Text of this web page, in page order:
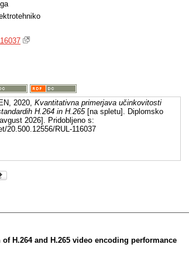
2020, Kvantitativna primerjava učinkovitosti
H.264 in H.265[na spletu]. Diplomsko
2026]. Pridobljeno s:
20.500.12556/RUL-116037
H.264 and H.265 video encoding performance